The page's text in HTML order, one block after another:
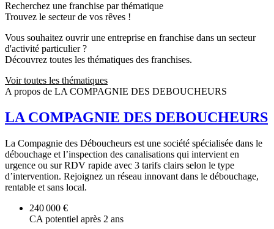
Recherchez une franchise par thématique
Trouvez le secteur de vos rêves !
Vous souhaitez ouvrir une entreprise en franchise dans un secteur
d'activité particulier ?
Découvrez toutes les thématiques des franchises.
Voir toutes les thématiques
A propos de LA COMPAGNIE DES DEBOUCHEURS
LA COMPAGNIE DES DEBOUCHEURS
La Compagnie des Déboucheurs est une société spécialisée dans le
débouchage et l’inspection des canalisations qui intervient en
urgence ou sur RDV rapide avec 3 tarifs clairs selon le type
d’intervention. Rejoignez un réseau innovant dans le débouchage,
rentable et sans local.
240 000 €
CA potentiel après 2 ans